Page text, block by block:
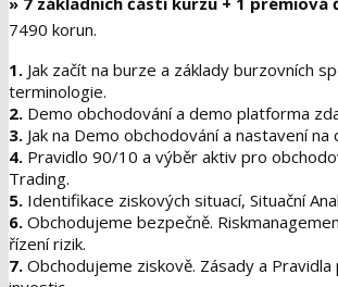
7490 korun.
1. Jak začít na burze a základy burzovních
terminologie.
2. Demo obchodování a demo platforma
3. Jak na Demo obchodování a nastavení
4. Pravidlo 90/10 a výběr aktiv pro
Trading.
5. Identifikace ziskových situací, Situační
6. Obchodujeme bezpečně.
řízení rizik.
7. Obchodujeme ziskově. Zásady a